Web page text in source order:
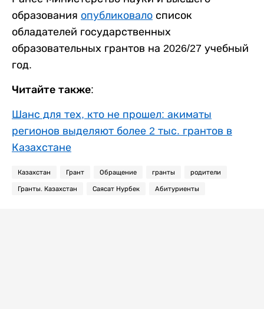
образования опубликовало список
обладателей государственных
образовательных грантов на 2026/27 учебный
год.
Читайте также:
Шанс для тех, кто не прошел: акиматы
регионов выделяют более 2 тыс. грантов в
Казахстане
Казахстан Грант Обращение гранты родители
Гранты. Казахстан Саясат Нурбек Абитуриенты